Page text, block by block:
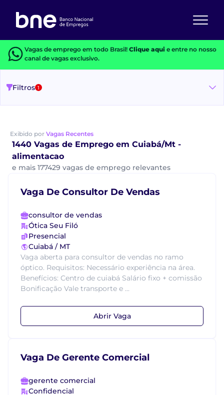
Vagas de emprego em todo Brasil! Clique aquie entre no nosso
canal de vagas exclusivo.
Filtros 1
Exibido por Vagas Recentes
1440 Vagas de Emprego em Cuiabá/Mt -
alimentacao
e mais 177429 vagas de emprego relevantes
Vaga De Consultor De Vendas
consultor de vendas
Ótica Seu Filó
Presencial
Cuiabá / MT
Vaga aberta para consultor de vendas no ramo
óptico. Requisitos: Necessário experiência na área.
Benefícios: Centro de cuiabá Salário fixo + comissão
Bonificação Vale transporte e ...
Abrir Vaga
Vaga De Gerente Comercial
gerente comercial
Confidencial